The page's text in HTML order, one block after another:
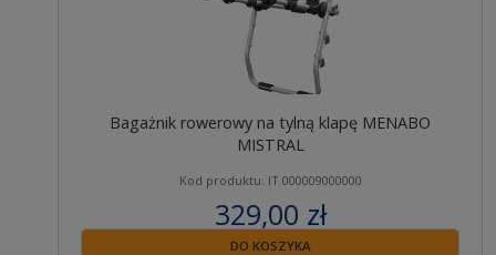
Bagażnik rowerowy na tylną klapę MENABO
MISTRAL
Kod produktu: IT 000009000000
329,00 zł
zawiera 23% VAT
DO KOSZYKA